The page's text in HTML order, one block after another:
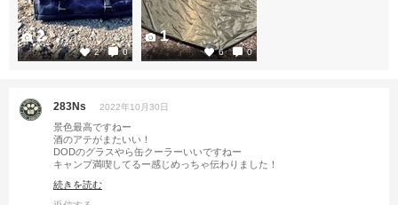
2 0
2
6 0
1
283Ns 2022年10月30日
景色最高ですねー
酒のアテがまたいい！
DODのグラスやら缶クーラーいいですねー
キャンプ満喫してるー感じめっちゃ伝わりました！
続きを読む